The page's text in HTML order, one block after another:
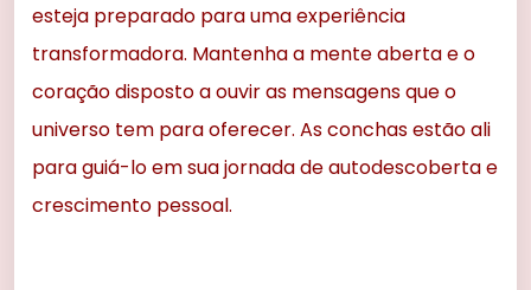
esteja preparado para uma experiência
transformadora. Mantenha a mente aberta e o
coração disposto a ouvir as mensagens que o
universo tem para oferecer. As conchas estão ali
para guiá-lo em sua jornada de autodescoberta e
crescimento pessoal.